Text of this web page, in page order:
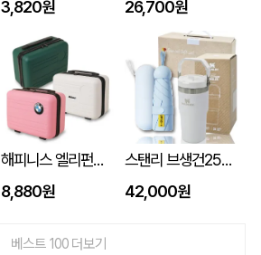
3,820원
26,700원
해피니스 엘리펀트 베이직 인텐시브 레디백
8,880원
스탠리 브생건250호(스탠리 아이스플로우 플립591ml+5단 6K UV암막양우산 파우치포함)
42,000원
베스트 100 더보기